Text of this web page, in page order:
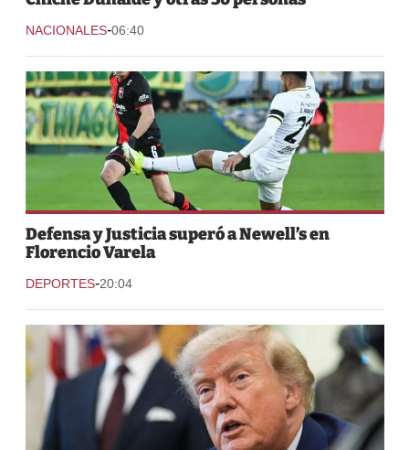
NACIONALES-06:40
Defensa y Justicia superó a Newell’s en
Florencio Varela
DEPORTES-20:04